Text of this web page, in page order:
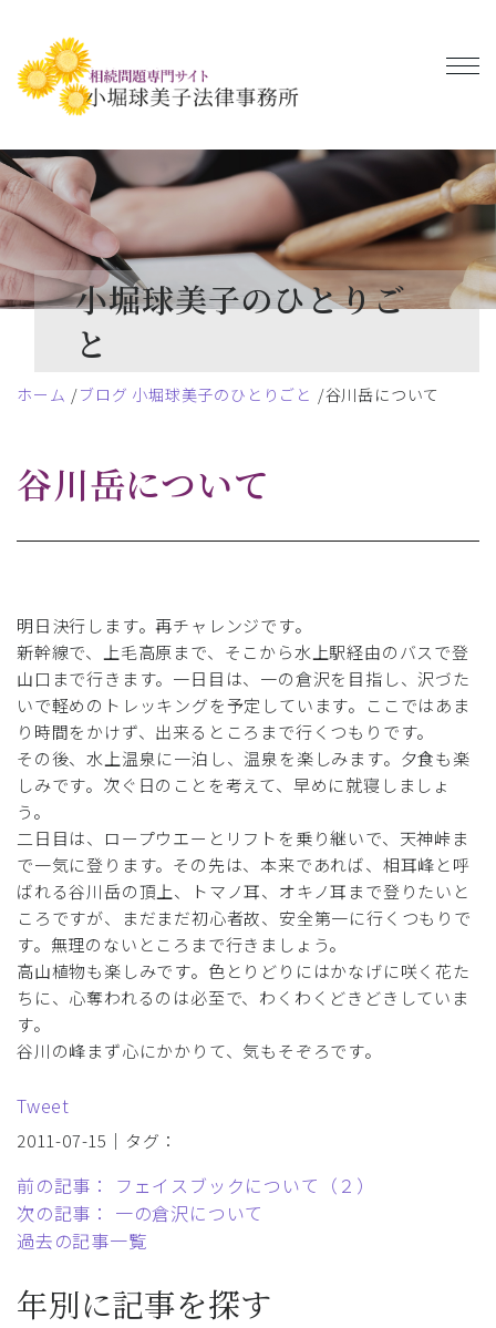
小堀球美子のひとりご
と
ホーム ブログ 小堀球美子のひとりごと 谷川岳について
谷川岳について
明日決行します。再チャレンジです。
新幹線で、上毛高原まで、そこから水上駅経由のバスで登
山口まで行きます。一日目は、一の倉沢を目指し、沢づた
いで軽めのトレッキングを予定しています。ここではあま
り時間をかけず、出来るところまで行くつもりです。
その後、水上温泉に一泊し、温泉を楽しみます。夕食も楽
しみです。次ぐ日のことを考えて、早めに就寝しましょ
う。
二日目は、ロープウエーとリフトを乗り継いで、天神峠ま
で一気に登ります。その先は、本来であれば、相耳峰と呼
ばれる谷川岳の頂上、トマノ耳、オキノ耳まで登りたいと
ころですが、まだまだ初心者故、安全第一に行くつもりで
す。無理のないところまで行きましょう。
高山植物も楽しみです。色とりどりにはかなげに咲く花た
ちに、心奪われるのは必至で、わくわくどきどきしていま
す。
谷川の峰まず心にかかりて、気もそぞろです。
Tweet
2011-07-15｜タグ：
前の記事： フェイスブックについて（２）
次の記事： 一の倉沢について
過去の記事一覧
年別に記事を探す